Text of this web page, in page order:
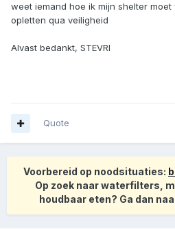
weet iemand hoe ik mijn shelter
opletten qua veiligheid
Alvast bedankt, STEVRI
Quote
Voorbereid op noodsituaties:
Op zoek naar waterfilters,
houdbaar eten? Ga dan